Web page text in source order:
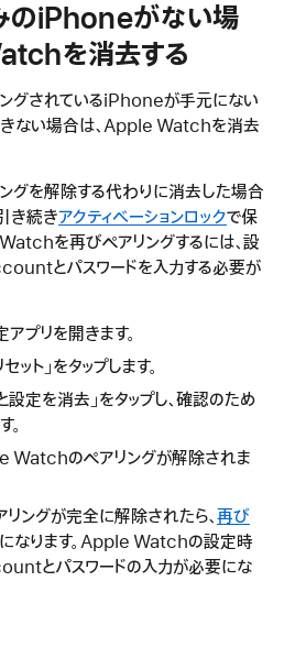
のiPhoneがない場
を消去する
グされているiPhoneが手元にない
きない場合は、Apple Watchを消去
を解除する代わりに消去した場合
き続きアクティベーションロックで保
を再びペアリングするには、設
とパスワードを入力する必要が
プリを開きます。
ット」をタップします。
設定を消去」をタップし、確認のため
。
Watchのペアリングが解除されま
ングが完全に解除されたら、再び
になります。Apple Watchの設定時
とパスワードの入力が必要にな